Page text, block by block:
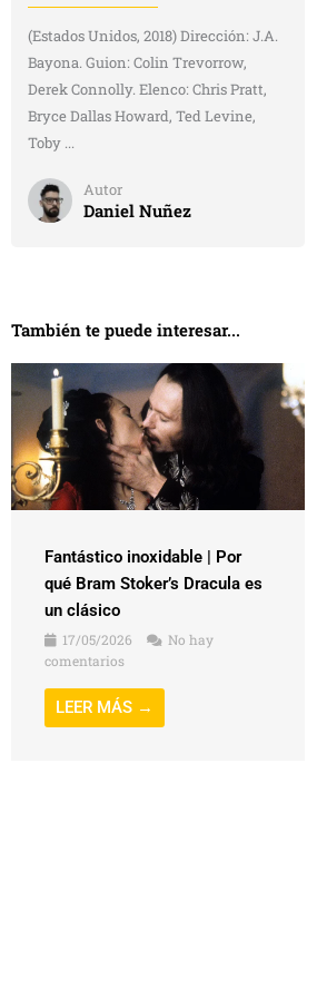
(Estados Unidos, 2018) Dirección: J.A.
Bayona. Guion: Colin Trevorrow,
Derek Connolly. Elenco: Chris Pratt,
Bryce Dallas Howard, Ted Levine,
Toby ...
Autor
Daniel Nuñez
También te puede interesar...
Fantástico inoxidable | Por
qué Bram Stoker’s Dracula es
un clásico
17/05/2026
No hay
comentarios
LEER MÁS →